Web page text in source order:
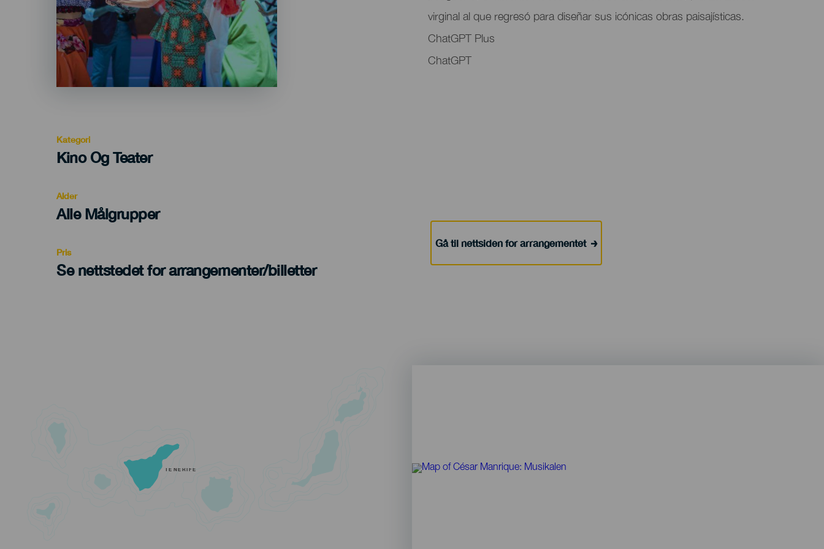
virginal al que regresó para diseñar sus icónicas obras paisajísticas.
ChatGPT Plus
ChatGPT
Kategori
Categoría
Kino Og Teater
Alder
Edad
Recomendada
Alle Målgrupper
Pris
Se nettstedet for arrangementer/billetter
Gå til nettsiden for arrangementet
TENERIFE